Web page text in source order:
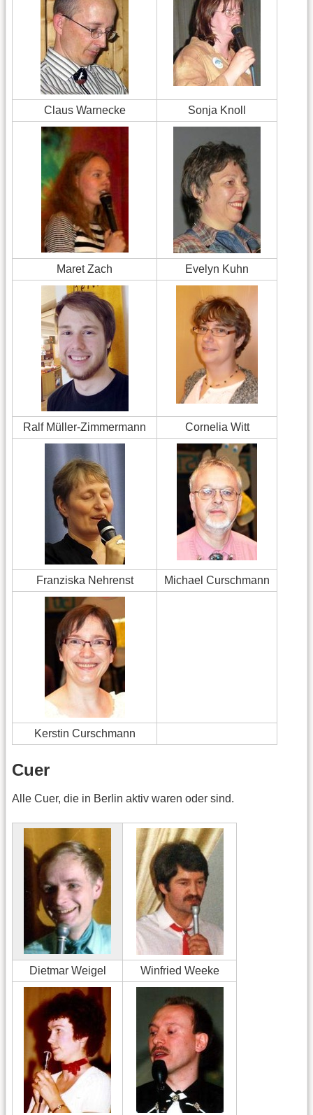
Claus Warnecke Sonja Knoll
Maret Zach Evelyn Kuhn
Ralf Müller-Zimmermann Cornelia Witt
Franziska Nehrenst Michael Curschmann
Kerstin Curschmann
Cuer
Alle Cuer, die in Berlin aktiv waren oder sind.
Dietmar Weigel Winfried Weeke